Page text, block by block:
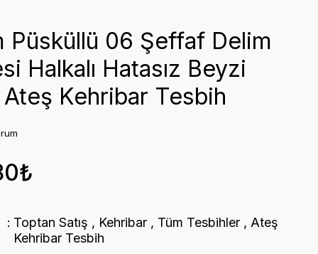
Püsküllü 06 Şeffaf Delim
Halkalı Hatasız Beyzi
Kehribar Tesbih
Toptan Satış , Kehribar , Tüm Tesbihler , Ateş
Kehribar Tesbih